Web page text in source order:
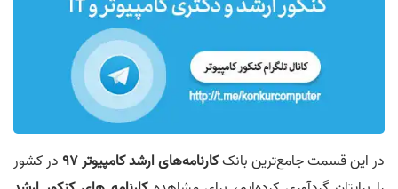
در این قسمت جامع‌ترین بانککارنامه‌های ارشد کامپیوتر 97
در کشور